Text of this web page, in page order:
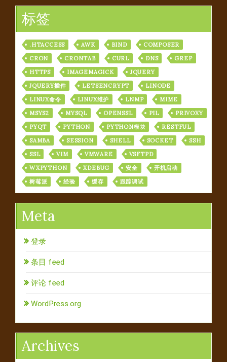
标签
.HTACCESS AWK BIND
COMPOSER
CRON
CRONTAB CURL DNS
GREP
HTTPS
IMAGEMAGICK
JQUERY
JQUERY插件
LETSENCRYPT
LINODE
LINUX命令
LINUX维护 LNMP
MIME
MSYS2
MYSQL OPENSSL PIL
PRIVOXY
PYQT
PYTHON PYTHON模块
RESTFUL
SAMBA
SESSION SHELL SOCKET
SSH
SSL
VIM VMWARE
VSFTPD
WXPYTHON
XDEBUG 安全
开机启动
树莓派
经验 缓存 跟踪调试
Meta
登录
条目 feed
评论 feed
WordPress.org
Archives